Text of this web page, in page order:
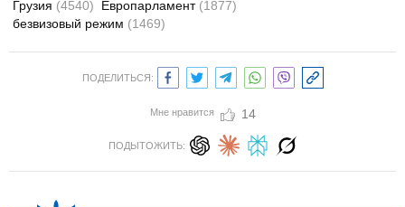
Грузия (4540) Европарламент (1877)
безвизовый режим (1469)
ПОДЕЛИТЬСЯ:
Мне нравится 14
ПОДЫТОЖИТЬ: